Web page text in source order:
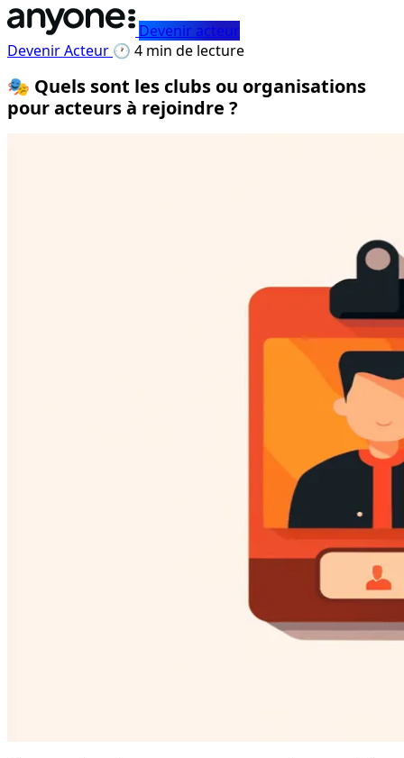
Devenir acteur
Devenir Acteur 🕐 4 min de lecture
🎭 Quels sont les clubs ou organisations
pour acteurs à rejoindre ?